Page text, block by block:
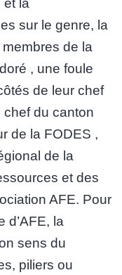
et la
sur le genre, la
de la
, une foule
de leur chef
du canton
de la FODES ,
de la
et des
AFE. Pour
d’AFE, la
sens du
piliers ou